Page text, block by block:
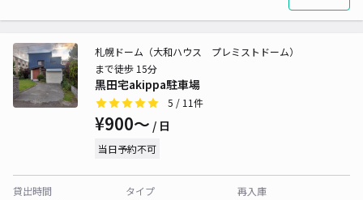
黒田宅akippa駐車場
札幌ドーム（大和ハウス プレミストドーム）
まで徒歩 15分
5 / 11件
¥900〜 / 日
当日予約不可
貸出時間
タイプ
再入庫